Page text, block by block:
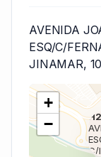
AVENIDA
ESQ/C/
JINAMAR,
C/
+
−